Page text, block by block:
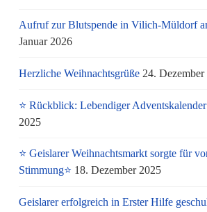
Aufruf zur Blutspende in Vilich-Müldorf
Januar 2026
Herzliche Weihnachtsgrüße 24. Dezember
⭐ Rückblick: Lebendiger
2025
⭐ Geislarer Weihnachtsmarkt sorgte für
Stimmung⭐ 18. Dezember 2025
Geislarer erfolgreich in Erster Hilfe